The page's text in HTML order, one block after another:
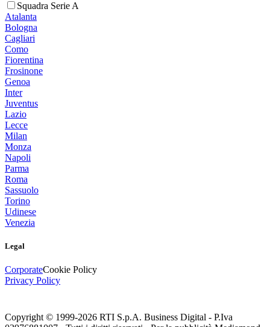
Squadra Serie A
Atalanta
Bologna
Cagliari
Como
Fiorentina
Frosinone
Genoa
Inter
Juventus
Lazio
Lecce
Milan
Monza
Napoli
Parma
Roma
Sassuolo
Torino
Udinese
Venezia
Legal
CorporateCookie Policy
Privacy Policy
Copyright © 1999-2026 RTI S.p.A. Business Digital - P.Iva